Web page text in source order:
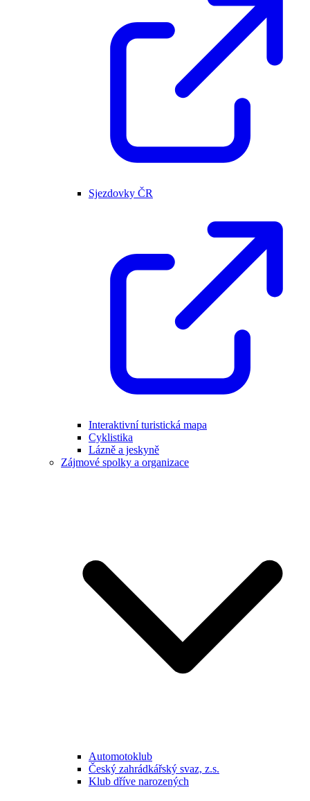
Sjezdovky ČR
Interaktivní turistická mapa
Cyklistika
Lázně a jeskyně
Zájmové spolky a organizace
Automotoklub
Český zahrádkářský svaz, z.s.
Klub dříve narozených